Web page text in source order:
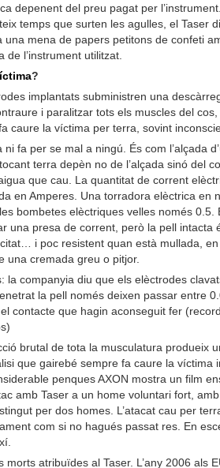
depenent del preu pagat per
temps que surten les agulles, el Taser
una mena de papers petitons de confeti
de l’instrument utilitzat.
?
implantats subministren una
i paralitzar tots els muscles del
caure la víctima per terra, sovint
ni fa per se mal a ningú. És com l’alçada
terra depèn no de l’alçada sinó del
que cau. La quantitat de corrent
en Amperes. Una torradora elèctrica en
bombetes elèctriques velles només 0.5.
una presa de corrent, però la pell intacta
i poc resistent quan està mullada,
una cremada greu o pitjor.
la companyia diu que els elèctrodes
la pell només deixen passar entre
contacte que hagin aconseguit fer
brutal de tota la musculatura produeix
que gairebé sempre fa caure la víctima
penques AXON mostra un film
amb Taser a un home voluntari fort,
per dos homes. L’atacat cau per
com si no hagués passat res. En
morts atribuïdes al Taser. L’any 2006 als